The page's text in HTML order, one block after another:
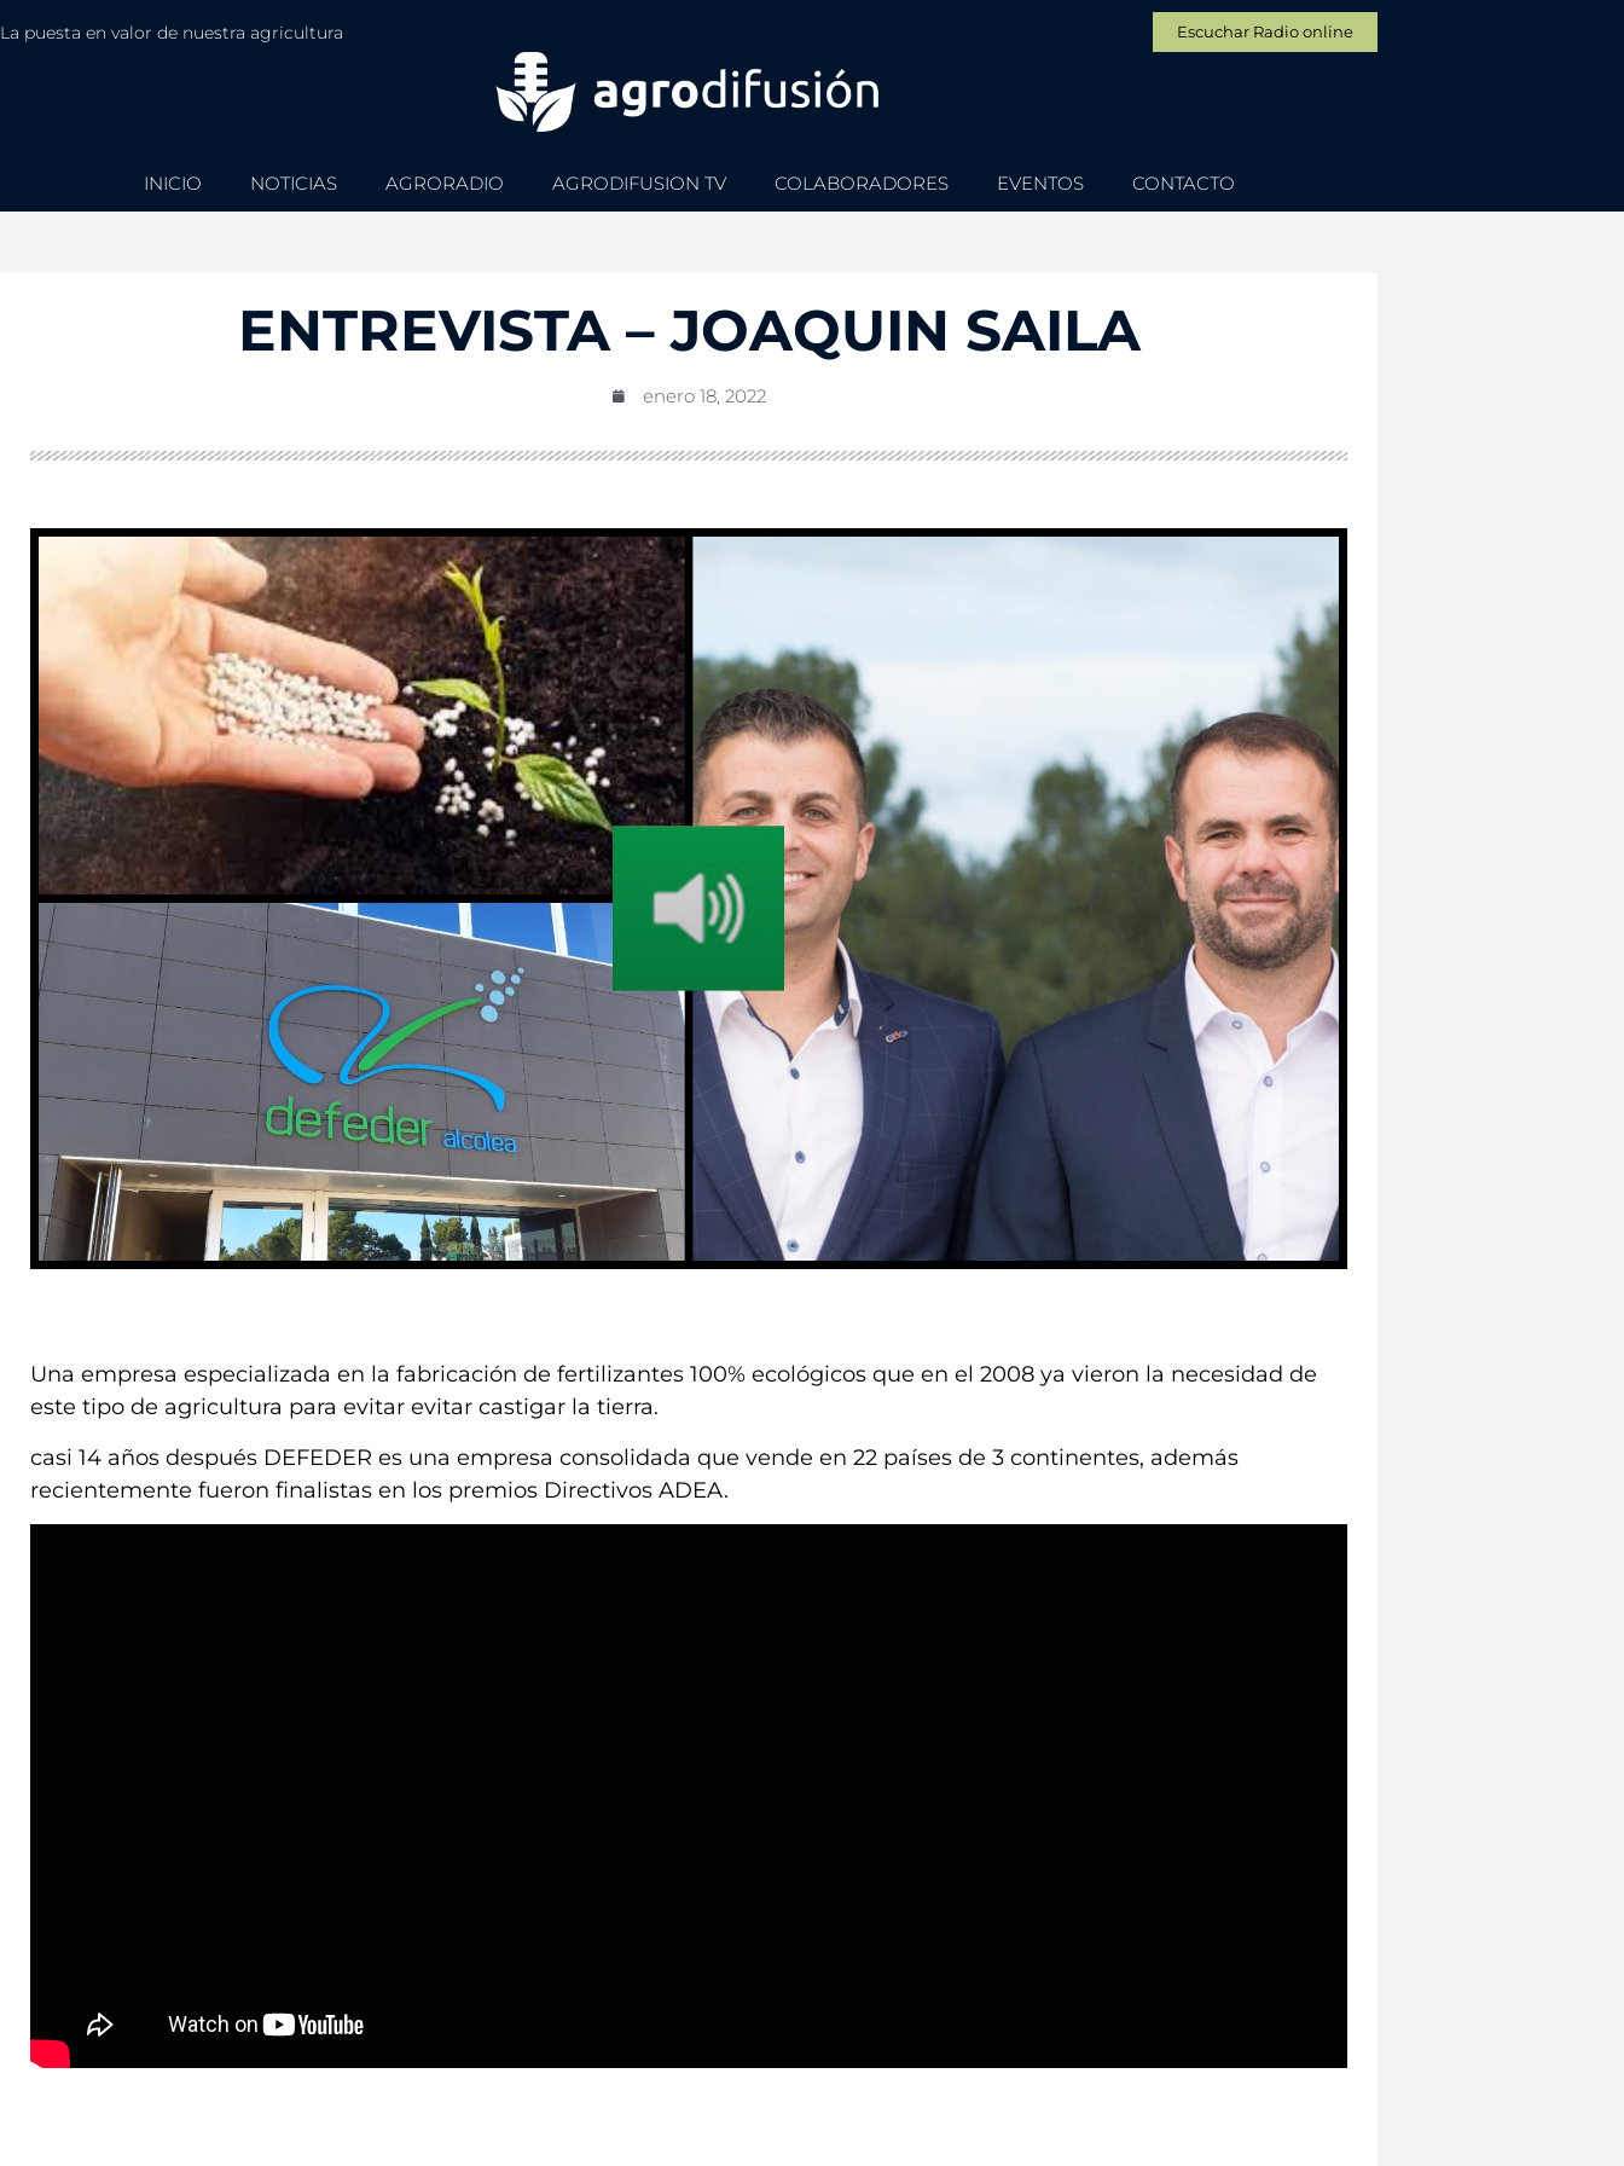
La puesta en valor de nuestra agricultura Escuchar Radio online
INICIO NOTICIAS AGRORADIO AGRODIFUSION TV COLABORADORES EVENTOS CONTACTO
ENTREVISTA – JOAQUIN SAILA
enero 18, 2022
Una empresa especializada en la fabricación de fertilizantes 100% ecológicos que en el 2008 ya vieron la necesidad de
este tipo de agricultura para evitar evitar castigar la tierra.
casi 14 años después DEFEDER es una empresa consolidada que vende en 22 países de 3 continentes, además
recientemente fueron finalistas en los premios Directivos ADEA.